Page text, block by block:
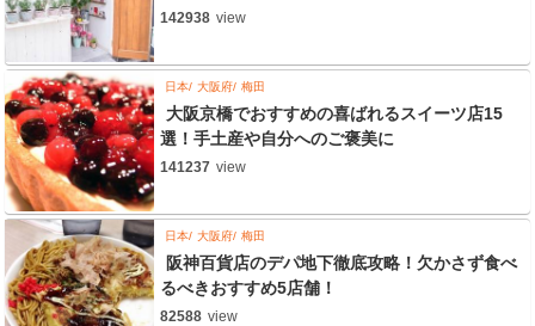
142938 view
日本 大阪府 梅田
大阪京橋でおすすめの喜ばれるスイーツ店15
選！手土産や自分へのご褒美に
141237 view
日本 大阪府 梅田
阪神百貨店のデパ地下徹底攻略！欠かさず食べ
るべきおすすめ5店舗！
82588 view